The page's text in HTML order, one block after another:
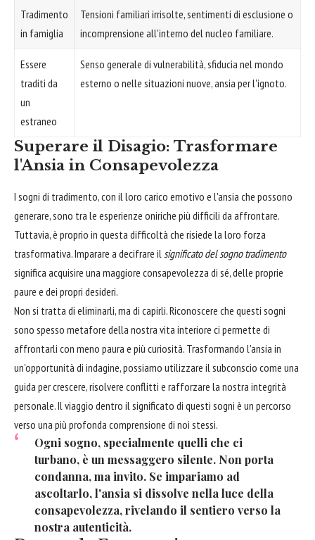
Tradimento
in famiglia
Tensioni familiari irrisolte, sentimenti di esclusione o
incomprensione all'interno del nucleo familiare.
Essere
traditi da
un
estraneo
Senso generale di vulnerabilità, sfiducia nel mondo
esterno o nelle situazioni nuove, ansia per l'ignoto.
Superare il Disagio: Trasformare
l'Ansia in Consapevolezza
I sogni di tradimento, con il loro carico emotivo e l'ansia che possono
generare, sono tra le esperienze oniriche più difficili da affrontare.
Tuttavia, è proprio in questa difficoltà che risiede la loro forza
trasformativa. Imparare a decifrare il significato del sogno tradimento
significa acquisire una maggiore consapevolezza di sé, delle proprie
paure e dei propri desideri.
Non si tratta di eliminarli, ma di capirli. Riconoscere che questi sogni
sono spesso metafore della nostra vita interiore ci permette di
affrontarli con meno paura e più curiosità. Trasformando l'ansia in
un'opportunità di indagine, possiamo utilizzare il subconscio come una
guida per crescere, risolvere conflitti e rafforzare la nostra integrità
personale. Il viaggio dentro il significato di questi sogni è un percorso
verso una più profonda comprensione di noi stessi.
Ogni sogno, specialmente quelli che ci
turbano, è un messaggero silente. Non porta
condanna, ma invito. Se impariamo ad
ascoltarlo, l'ansia si dissolve nella luce della
consapevolezza, rivelando il sentiero verso la
nostra autenticità.